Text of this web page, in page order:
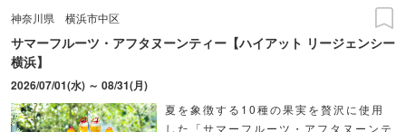
神奈川県 横浜市中区
サマーフルーツ・アフタヌーンティー【ハイアット リージェンシー
横浜】
2026/07/01(水) ～ 08/31(月)
夏を象徴する10種の果実を贅沢に使用
した「サマーフルーツ・アフタヌーンテ